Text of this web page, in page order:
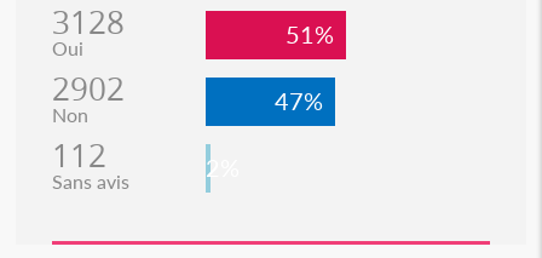
3128
Oui 51%
2902
Non 47%
112
Sans avis 2%